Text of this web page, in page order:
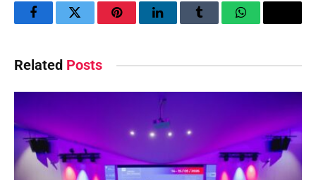
FacebookTwitter PinterestLinkedInTumblr WhatsAppEmail
Related Posts